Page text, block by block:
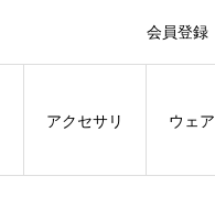
会員登録
アクセサリ ウェア